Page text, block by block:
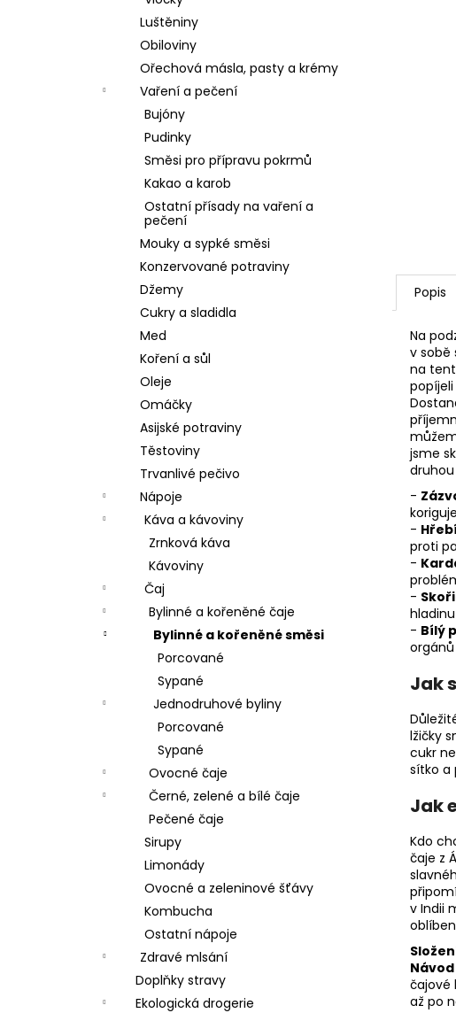
Luštěniny
Obiloviny
Ořechová másla, pasty a krémy
Vaření a pečení
Bujóny
Pudinky
Směsi pro přípravu pokrmů
Kakao a karob
Ostatní přísady na vaření a
pečení
Mouky a sypké směsi
Konzervované potraviny
Džemy
Cukry a sladidla
Med
Koření a sůl
Oleje
Omáčky
Asijské potraviny
Těstoviny
Trvanlivé pečivo
Nápoje
Káva a kávoviny
Zrnková káva
Kávoviny
Čaj
Bylinné a kořeněné čaje
Bylinné a kořeněné směsi
Porcované
Sypané
Jednodruhové byliny
Porcované
Sypané
Ovocné čaje
Černé, zelené a bílé čaje
Pečené čaje
Sirupy
Limonády
Ovocné a zeleninové šťávy
Kombucha
Ostatní nápoje
Zdravé mlsání
Doplňky stravy
Ekologická drogerie
Popis
Na
v sobě
na
jsme
-
-
proti
-
-
- Bílý
Jak
lžičky
cukr
sítko a
Jak
Kdo
čaje z
v Indii
čajové
až po